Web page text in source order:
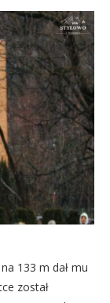
133 m dał mu
został